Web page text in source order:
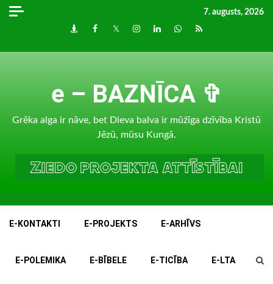
Skip
7. augusts, 2026
DraugiemFacebook
TwitterInstagram
LinkedInwhatsapp
RSS
e – BAZNĪCA ✞
Grēka alga ir nāve, bet Dieva balva ir mūžīga dzīvība Kristū
Jēzū, mūsu Kungā.
E-KONTAKTI E-PROJEKTS E-ARHĪVS
E-POLEMIKA E-BĪBELE E-TICĪBA E-LTA